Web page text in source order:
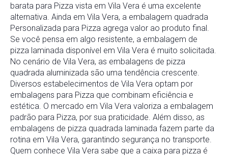
barata para Pizza vista em Vila Vera é uma excelente
alternativa. Ainda em Vila Vera, a embalagem quadrada
Personalizada para Pizza agrega valor ao produto final.
Se você pensa em algo resistente, a embalagem de
pizza laminada disponível em Vila Vera é muito solicitada.
No cenário de Vila Vera, as embalagens de pizza
quadrada aluminizada são uma tendência crescente.
Diversos estabelecimentos de Vila Vera optam por
embalagens para Pizza que combinam eficiência e
estética. O mercado em Vila Vera valoriza a embalagem
padrão para Pizza, por sua praticidade. Além disso, as
embalagens de pizza quadrada laminada fazem parte da
rotina em Vila Vera, garantindo segurança no transporte.
Quem conhece Vila Vera sabe que a caixa para pizza é